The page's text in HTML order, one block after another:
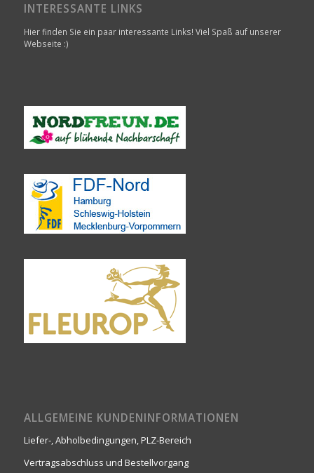
INTERESSANTE LINKS
Hier finden Sie ein paar interessante Links! Viel Spaß auf unserer
Webseite :)
ALLGEMEINE KUNDENINFORMATIONEN
Liefer-, Abholbedingungen, PLZ-Bereich
Vertragsabschluss und Bestellvorgang